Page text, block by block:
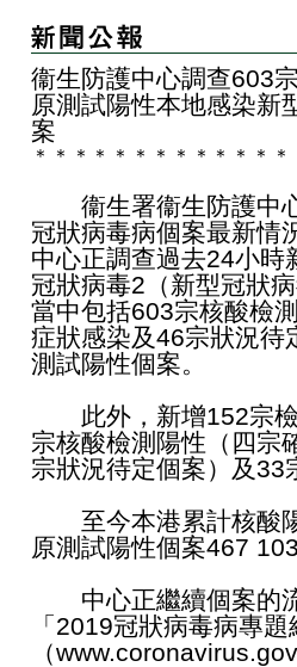
衞生防護中心調查603
原測試陽性本地感染新
案
＊ ＊ ＊ ＊ ＊ ＊ ＊ ＊ ＊ ＊ ＊ ＊ ＊
衞生署衞生防護中心
冠狀病毒病個案最新情
中心正調查過去24小時
冠狀病毒2（新型冠狀
當中包括603宗核酸檢
症狀感染及46宗狀況待
測試陽性個案。
此外，新增152宗檢
宗核酸檢測陽性（四宗
宗狀況待定個案）及33
至今本港累計核酸陽
原測試陽性個案467
中心正繼續個案的流
「2019冠狀病毒病專
（